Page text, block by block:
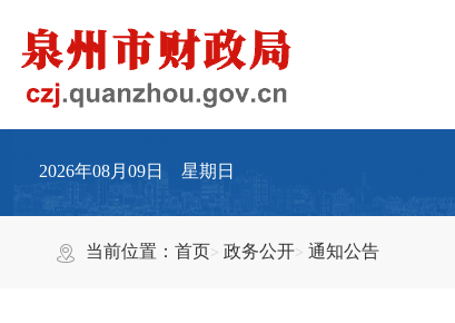
2026年08月09日 星期日
当前位置：首页 政务公开 通知公告